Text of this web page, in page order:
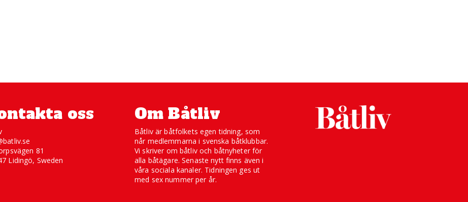
oss
81
Lidingö, Sweden
Om Båtliv
Båtliv är båtfolkets egen tidning, som
når medlemmarna i svenska båtklubbar.
Vi skriver om båtliv och båtnyheter för
alla båtägare. Senaste nytt finns även i
våra sociala kanaler. Tidningen ges ut
med sex nummer per år.